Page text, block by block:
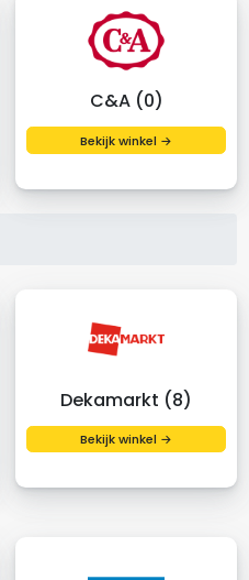
C&A (0)
Bekijk winkel →
Dekamarkt (8)
Bekijk winkel →